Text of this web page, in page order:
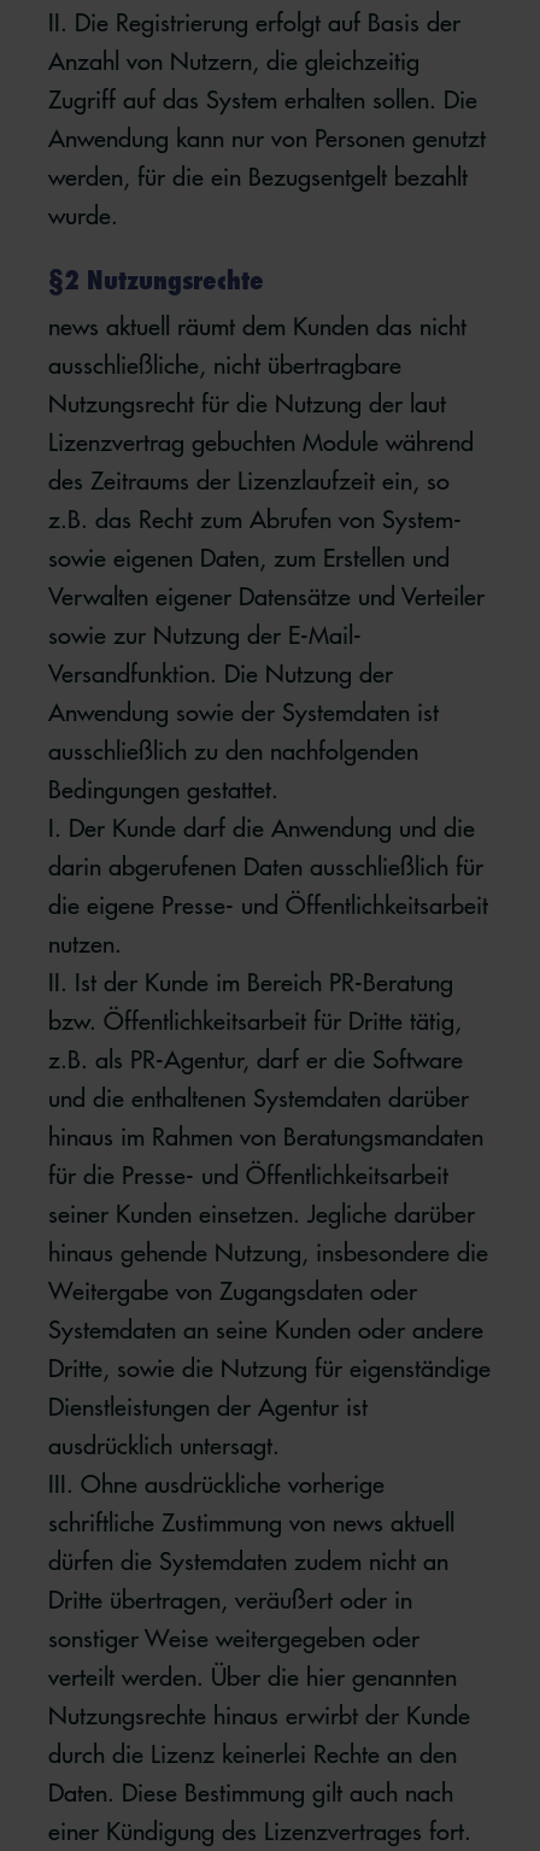
II. Die Registrierung erfolgt auf Basis der
Anzahl von Nutzern, die gleichzeitig
Zugriff auf das System erhalten sollen. Die
Anwendung kann nur von Personen genutzt
werden, für die ein Bezugsentgelt bezahlt
wurde.
§2 Nutzungsrechte
news aktuell räumt dem Kunden das nicht
ausschließliche, nicht übertragbare
Nutzungsrecht für die Nutzung der laut
Lizenzvertrag gebuchten Module während
des Zeitraums der Lizenzlaufzeit ein, so
z.B. das Recht zum Abrufen von System-
sowie eigenen Daten, zum Erstellen und
Verwalten eigener Datensätze und Verteiler
sowie zur Nutzung der E-Mail-
Versandfunktion. Die Nutzung der
Anwendung sowie der Systemdaten ist
ausschließlich zu den nachfolgenden
Bedingungen gestattet.
I. Der Kunde darf die Anwendung und die
darin abgerufenen Daten ausschließlich für
die eigene Presse- und Öffentlichkeitsarbeit
nutzen.
II. Ist der Kunde im Bereich PR-Beratung
bzw. Öffentlichkeitsarbeit für Dritte tätig,
z.B. als PR-Agentur, darf er die Software
und die enthaltenen Systemdaten darüber
hinaus im Rahmen von Beratungsmandaten
für die Presse- und Öffentlichkeitsarbeit
seiner Kunden einsetzen. Jegliche darüber
hinaus gehende Nutzung, insbesondere die
Weitergabe von Zugangsdaten oder
Systemdaten an seine Kunden oder andere
Dritte, sowie die Nutzung für eigenständige
Dienstleistungen der Agentur ist
ausdrücklich untersagt.
III. Ohne ausdrückliche vorherige
schriftliche Zustimmung von news aktuell
dürfen die Systemdaten zudem nicht an
Dritte übertragen, veräußert oder in
sonstiger Weise weitergegeben oder
verteilt werden. Über die hier genannten
Nutzungsrechte hinaus erwirbt der Kunde
durch die Lizenz keinerlei Rechte an den
Daten. Diese Bestimmung gilt auch nach
einer Kündigung des Lizenzvertrages fort.